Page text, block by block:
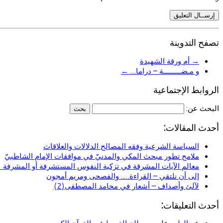
تصفح التدوينة
→ أم ورقة الشهيدة
و مـضـــــــــة – دراما… ←
الروابط الإجتماعية
البحث عن:
أحدث المقالات:
السياسة الشرعية وفقه المصالح الدلالات والعلاقات
ملامح تطور مبحث المكي والمدنيّ في موافقات الإمام الشاطبيّ
معالم الآيات المشرقة في تزكية النفوس المستشرفة أو المشرفة
إلى أن نلتقي – القراءة….. والفصحى ومريم أمجون
لآلئ وأصداف – أشعار في محامد المصطفى(2)
أحدث التعليقات: